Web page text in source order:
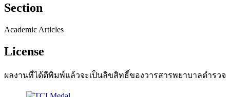
Section
Academic Articles
License
ผลงานที่ได้ตีพิมพ์แล้วจะเป็นลิขสิทธิ์ของวารสารพยาบาลตำรวจ